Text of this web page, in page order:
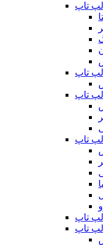
تاپ
تاپ
لپ تاپ
لپ تاپ
لپ تاپ
لپ تاپ